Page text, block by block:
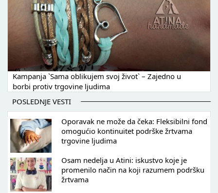
Kampanja `Sama oblikujem svoj život` – Zajedno u
borbi protiv trgovine ljudima
POSLEDNJE VESTI
Oporavak ne može da čeka: Fleksibilni fond
omogućio kontinuitet podrške žrtvama
trgovine ljudima
Osam nedelja u Atini: iskustvo koje je
promenilo način na koji razumem podršku
žrtvama